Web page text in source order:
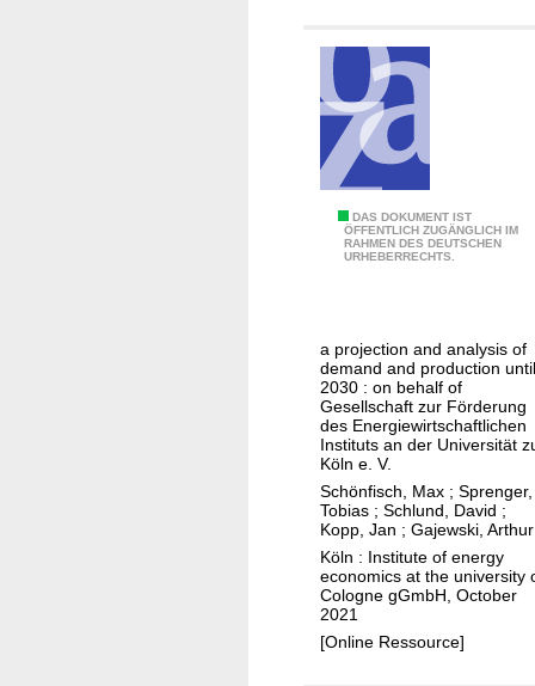
DAS DOKUMENT IST
ÖFFENTLICH ZUGÄNGLICH IM
RAHMEN DES DEUTSCHEN
URHEBERRECHTS.
g
e
n
c
l
u
s
t
e
r
B
a projection and analysis of
demand and production until
2030 : on behalf of
Gesellschaft zur Förderung
des Energiewirtschaftlichen
Instituts an der Universität
Köln e. V.
Schönfisch, Max ; Sprenger,
Tobias ; Schlund, David ;
Kopp, Jan ; Gajewski, Arthur
Köln : Institute of energy
economics at the university
Cologne gGmbH, October
2021
[Online Ressource]